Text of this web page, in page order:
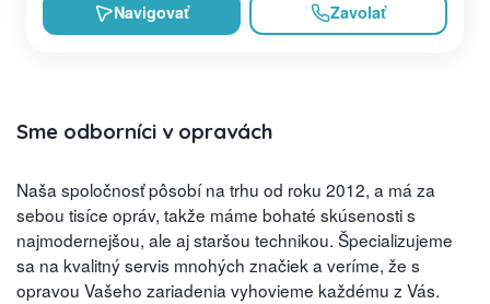
Navigovať Zavolať
Sme odborníci v opravách
Naša spoločnosť pôsobí na trhu od roku 2012, a má za
sebou tisíce opráv, takže máme bohaté skúsenosti s
najmodernejšou, ale aj staršou technikou. Špecializujeme
sa na kvalitný servis mnohých značiek a veríme, že s
opravou Vašeho zariadenia vyhovieme každému z Vás.